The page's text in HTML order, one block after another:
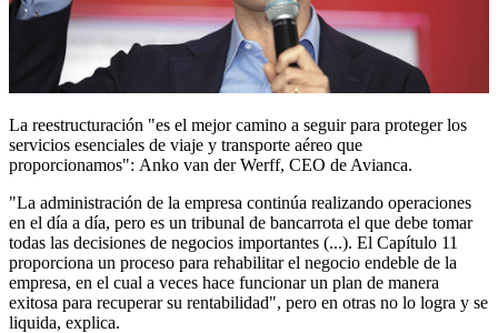
La reestructuración "es el mejor camino a seguir para proteger los
servicios esenciales de viaje y transporte aéreo que
proporcionamos": Anko van der Werff, CEO de Avianca.
"La administración de la empresa continúa realizando operaciones
en el día a día, pero es un tribunal de bancarrota el que debe tomar
todas las decisiones de negocios importantes (...). El Capítulo 11
proporciona un proceso para rehabilitar el negocio endeble de la
empresa, en el cual a veces hace funcionar un plan de manera
exitosa para recuperar su rentabilidad", pero en otras no lo logra y se
liquida, explica.